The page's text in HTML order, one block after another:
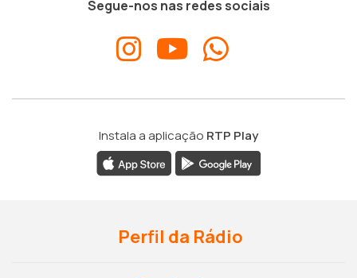
Segue-nos nas redes sociais
Instala a aplicação RTP Play
Perfil da Rádio